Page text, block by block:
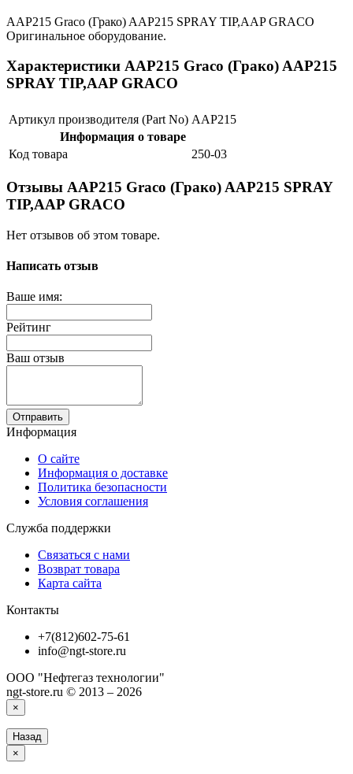
AAP215 Graco (Грако) AAP215 SPRAY TIP,AAP GRACO
Оригинальное оборудование.
Характеристики AAP215 Graco (Грако) AAP215
SPRAY TIP,AAP GRACO
Артикул производителя (Part No) AAP215
Информация о товаре
Код товара
250-03
Отзывы AAP215 Graco (Грако) AAP215 SPRAY
TIP,AAP GRACO
Нет отзывов об этом товаре.
Написать отзыв
Ваше имя:
Рейтинг
Ваш отзыв
Отправить
Информация
О сайте
Информация о доставке
Политика безопасности
Условия соглашения
Служба поддержки
Связаться с нами
Возврат товара
Карта сайта
Контакты
+7(812)602-75-61
info@ngt-store.ru
ООО "Нефтегаз технологии"
ngt-store.ru © 2013 – 2026
×
Назад
×